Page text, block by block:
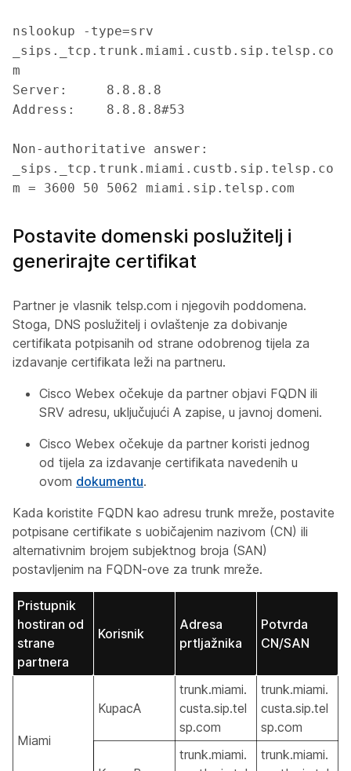
nslookup -type=srv
_sips._tcp.trunk.miami.custb.sip.telsp.co
m
Server:		8.8.8.8
Address:	8.8.8.8#53
Non-authoritative answer:
_sips._tcp.trunk.miami.custb.sip.telsp.co
Postavite domenski poslužitelj i
generirajte certifikat
Partner je vlasnik telsp.com i njegovih poddomena.
Stoga, DNS poslužitelj i ovlaštenje za dobivanje
certifikata potpisanih od strane odobrenog tijela za
izdavanje certifikata leži na partneru.
Cisco Webex očekuje da partner objavi FQDN ili
SRV adresu, uključujući A zapise, u javnoj domeni.
Cisco Webex očekuje da partner koristi jednog
od tijela za izdavanje certifikata navedenih u
ovom dokumentu.
Kada koristite FQDN kao adresu trunk mreže, postavite
potpisane certifikate s uobičajenim nazivom (CN) ili
alternativnim brojem subjektnog broja (SAN)
postavljenim na FQDN-ove za trunk mreže.
Pristupnik
hostiran od
strane
partnera
Korisnik
Adresa
prtljažnika
Potvrda
CN/SAN
Miami
KupacA
trunk.miami.
custa.sip.tel
sp.com
trunk.miami.
custa.sip.tel
sp.com
trunk.miami.
trunk.miami.